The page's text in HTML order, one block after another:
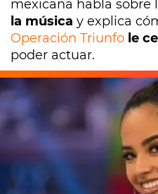
mexicana habla sobre
la música y explica
Operación Triunfo le
poder actuar.